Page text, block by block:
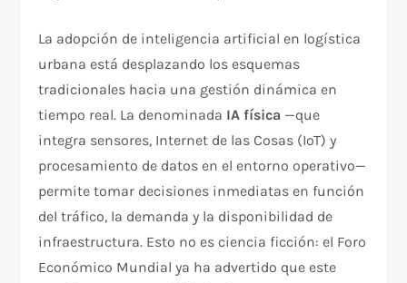
La adopción de inteligencia artificial en logística
urbana está desplazando los esquemas
tradicionales hacia una gestión dinámica en
tiempo real. La denominada IA física —que
integra sensores, Internet de las Cosas (IoT) y
procesamiento de datos en el entorno operativo—
permite tomar decisiones inmediatas en función
del tráfico, la demanda y la disponibilidad de
infraestructura. Esto no es ciencia ficción: el Foro
Económico Mundial ya ha advertido que este